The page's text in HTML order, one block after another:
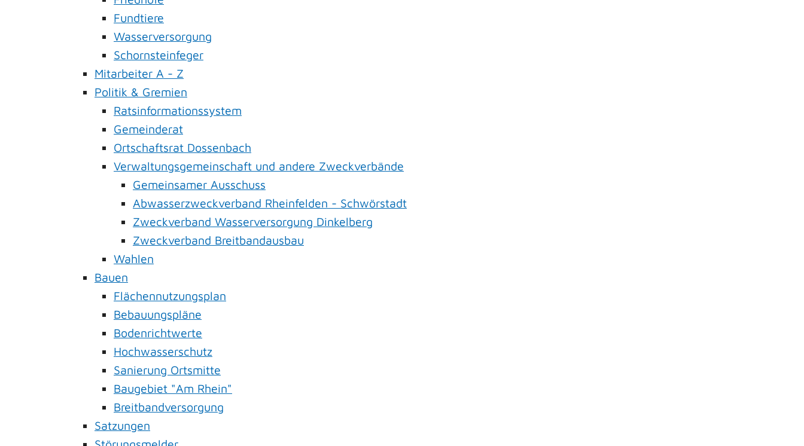
Fundtiere
Wasserversorgung
Schornsteinfeger
Mitarbeiter A - Z
Politik & Gremien
Ratsinformationssystem
Gemeinderat
Ortschaftsrat Dossenbach
Verwaltungsgemeinschaft und andere Zweckverbände
Gemeinsamer Ausschuss
Abwasserzweckverband Rheinfelden - Schwörstadt
Zweckverband Wasserversorgung Dinkelberg
Zweckverband Breitbandausbau
Wahlen
Bauen
Flächennutzungsplan
Bebauungspläne
Bodenrichtwerte
Hochwasserschutz
Sanierung Ortsmitte
Baugebiet "Am Rhein"
Breitbandversorgung
Satzungen